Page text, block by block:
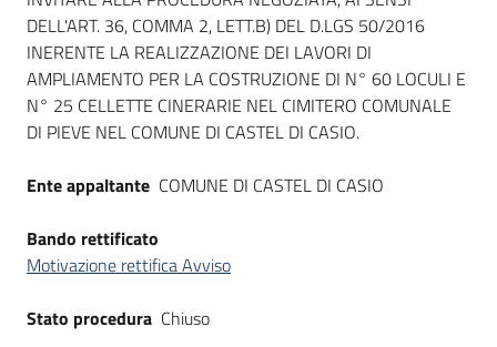
telematiche
English
Seguici
su
DELL'ART. 36, COMMA 2, LETT.B) DEL D.LGS 50/2016
INERENTE LA REALIZZAZIONE DEI LAVORI DI
AMPLIAMENTO PER LA COSTRUZIONE DI N° 60 LOCULI E
N° 25 CELLETTE CINERARIE NEL CIMITERO COMUNALE
DI PIEVE NEL COMUNE DI CASTEL DI CASIO.
Ente appaltante COMUNE DI CASTEL DI CASIO
Bando rettificato
Motivazione rettifica Avviso
Stato procedura Chiuso